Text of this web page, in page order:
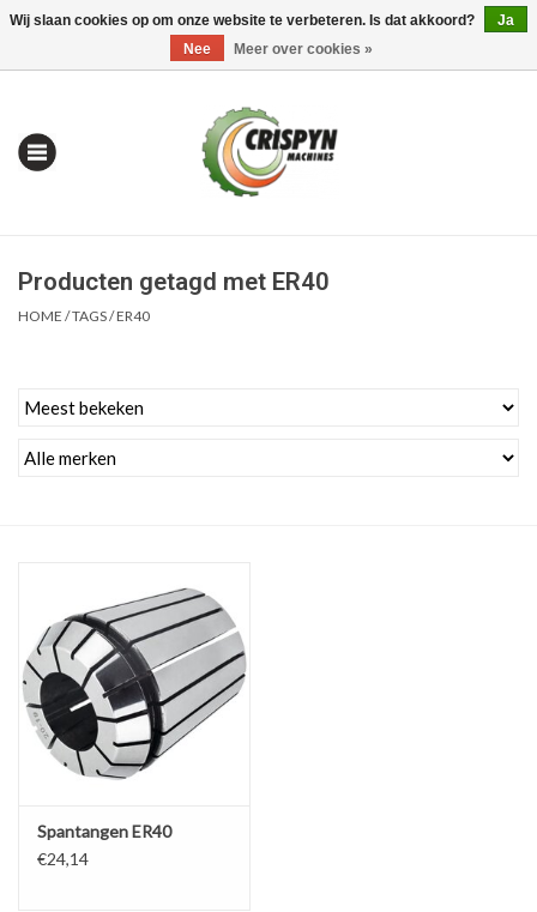
0 Artikelen - €0,00 Mijn account / Registreren
| Alles om te Meten |
Alles om te Frezen |
Alles om te Draaien |
Alles om te Zagen |
Schroefdraad snijden |
Producten getagd met ER40
HOME /TAGS/ER40
Spantangen ER40
€24,14
Wij slaan cookies op om onze website te verbeteren. Is dat akkoord?
Ja
Nee
Meer over cookies »